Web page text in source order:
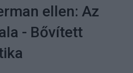
ellen: Az
- Bővített